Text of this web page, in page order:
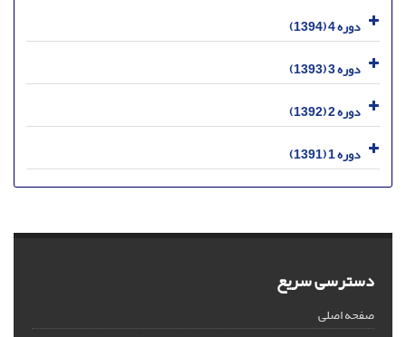
دوره 4 (1394)
دوره 3 (1393)
دوره 2 (1392)
دوره 1 (1391)
دسترسی سریع
صفحه اصلی